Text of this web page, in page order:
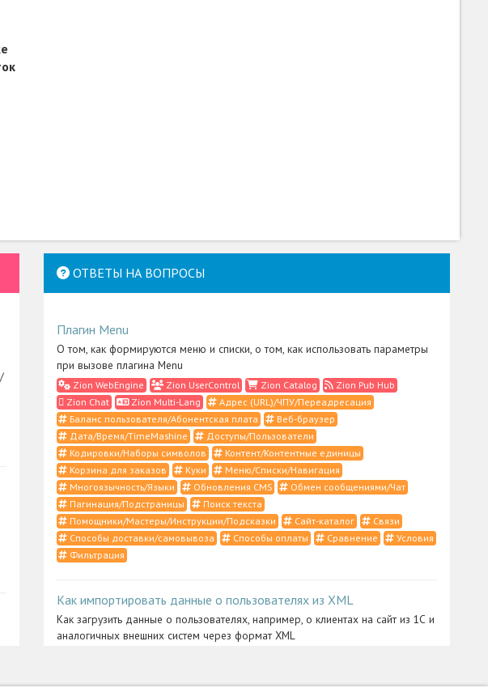
ОТВЕТЫ НА ВОПРОСЫ
Плагин Menu
О том, как формируются меню и списки, о том, как использовать параметры
при вызове плагина Menu
Zion WebEngine Zion UserControl Zion Catalog
Zion Pub Hub
Zion Chat
Zion Multi-Lang
Адрес (URL)/ЧПУ/Переадресация
Баланс пользователя/Абонентская плата
Веб-браузер
Дата/Время/TimeMashine
Доступы/Пользователи
Кодировки/Наборы символов
Контент/Контентные единицы
Корзина для заказов
Куки
Меню/Списки/Навигация
Многоязычность/Языки
Обновления CMS
Обмен сообщениями/Чат
Пагинация/Подстраницы
Поиск текста
Помощники/Мастеры/Инструкции/Подсказки
Сайт-каталог
Связи
Способы доставки/самовывоза
Способы оплаты Сравнение
Условия
Фильтрация
Как импортировать данные о пользователях из XML
Как загрузить данные о пользователях, например, о клиентах на сайт из 1С и
аналогичных внешних систем через формат XML